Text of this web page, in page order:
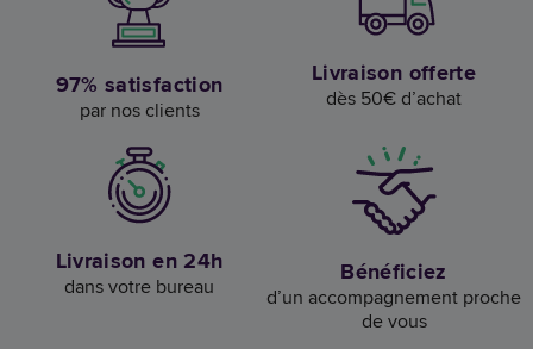
97% satisfaction
par nos clients
Livraison offerte
dès 50€ d’achat
Livraison en 24h
dans votre bureau Bénéficiez
d’un accompagnement proche
de vous